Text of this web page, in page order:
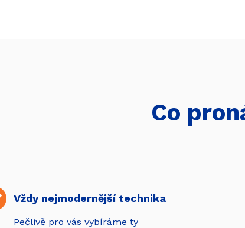
Co
Vždy nejmodernější technika
Pečlivě pro vás vybíráme ty